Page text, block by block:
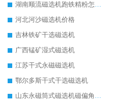
湖南顺流磁选机跑铁精粉怎么处理
河北河沙磁选机价格
吉林铁矿干选磁选机
广西锰矿湿式磁选机
江苏干式永磁磁选机
鄂尔多斯干式干选磁选机
山东永磁筒式磁选机磁偏角怎么调整